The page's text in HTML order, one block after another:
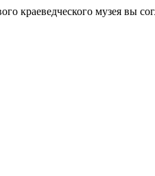
краеведческого музея вы